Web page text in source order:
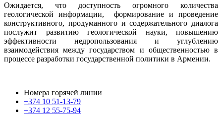
Ожидается, что доступность огромного количества
геологической информации, формирование и проведение
конструктивного, продуманного и содержательного диалога
послужит развитию геологической науки, повышению
эффективности недропользования и углублению
взаимодействия между государством и общественностью в
процессе разработки государственной политики в Армении.
Номера горячей линии
+374 10 51-13-79
+374 12 55-75-94